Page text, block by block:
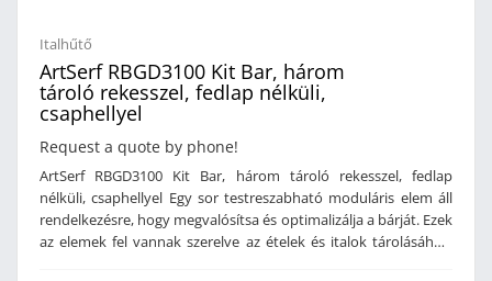
Italhűtő
ArtSerf RBGD3100 Kit Bar, három
tároló rekesszel, fedlap nélküli,
csaphellyel
Request a quote by phone!
ArtSerf RBGD3100 Kit Bar, három tároló rekesszel, fedlap
nélküli, csaphellyel Egy sor testreszabható moduláris elem áll
rendelkezésre, hogy megvalósítsa és optimalizálja a bárját. Ezek
az elemek fel vannak szerelve az ételek és italok tárolásához,